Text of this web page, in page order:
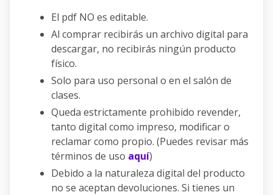
El pdf NO es editable.
Al comprar recibirás un archivo digital para
descargar, no recibirás ningún producto
físico.
Solo para uso personal o en el salón de
clases.
Queda estrictamente prohibido revender,
tanto digital como impreso, modificar o
reclamar como propio. (Puedes revisar más
términos de uso aquí)
Debido a la naturaleza digital del producto
no se aceptan devoluciones. Si tienes un